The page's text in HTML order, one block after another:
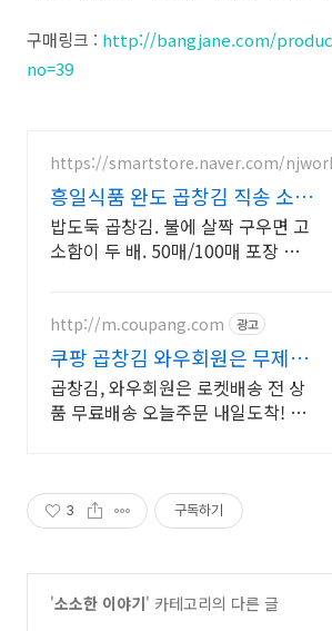
구매링크 : http://bangjane.com/
no=39
https://smartstore.naver.com/
흥일식품 완도 곱창김 직송 소리
까지 맛있는 바삭함
밥도둑 곱창김. 불에 살짝 구우면 고
소함이 두 배. 50매/100매 포장 출
http://m.coupang.com 광고
쿠팡 곱창김 와우회원은 무제한
무료 배송
곱창김, 와우회원은 로켓배송 전 상
품 무료배송 오늘주문 내일도착! 꼭
3 구독하기
'소소한 이야기' 카테고리의 다른 글